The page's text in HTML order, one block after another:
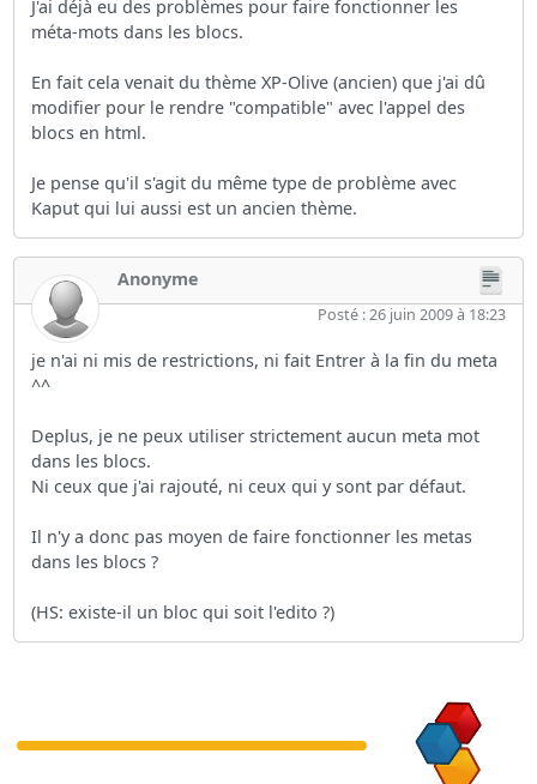
J'ai déjà eu des problèmes pour faire fonctionner les
méta-mots dans les blocs.
En fait cela venait du thème XP-Olive (ancien) que j'ai dû
modifier pour le rendre "compatible" avec l'appel des
blocs en html.
Je pense qu'il s'agit du même type de problème avec
Kaput qui lui aussi est un ancien thème.
Anonyme
Posté : 26 juin 2009 à 18:23
je n'ai ni mis de restrictions, ni fait Entrer à la fin du meta
^^
Deplus, je ne peux utiliser strictement aucun meta mot
dans les blocs.
Ni ceux que j'ai rajouté, ni ceux qui y sont par défaut.
Il n'y a donc pas moyen de faire fonctionner les metas
dans les blocs ?
(HS: existe-il un bloc qui soit l'edito ?)